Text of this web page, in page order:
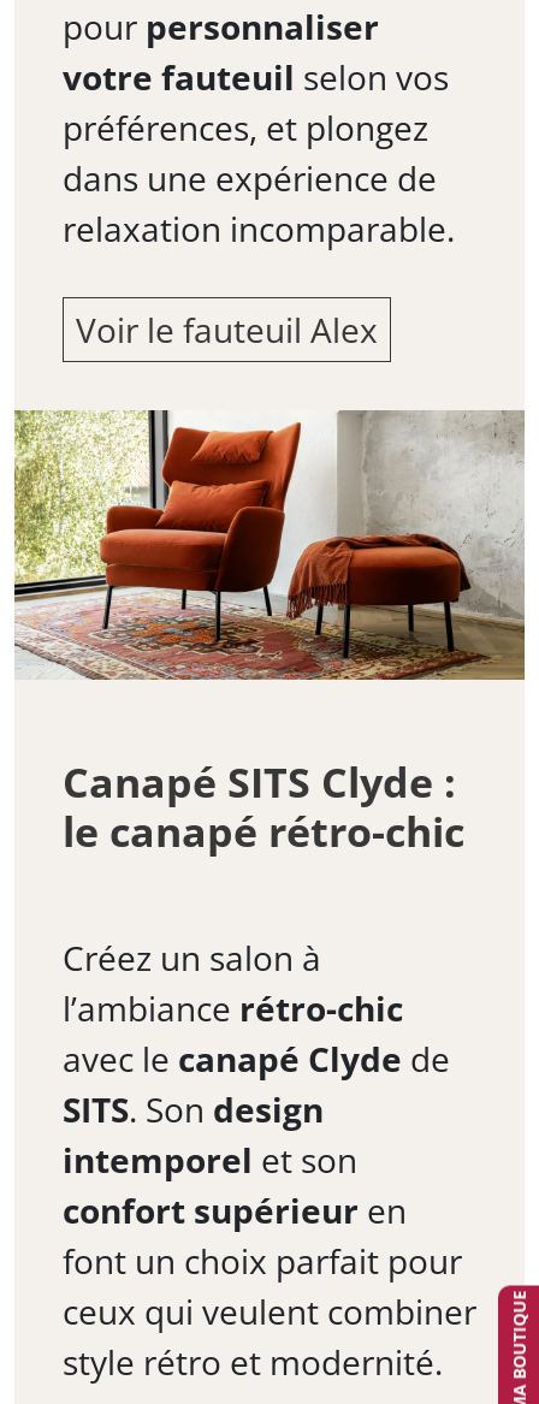
pour personnaliser
votre fauteuil selon vos
préférences, et plongez
dans une expérience de
relaxation incomparable.
Voir le fauteuil Alex
Canapé SITS Clyde :
le canapé rétro-chic
Créez un salon à
l’ambiance rétro-chic
avec le canapé Clyde de
SITS. Son design
intemporel et son
confort supérieur en
font un choix parfait pour
ceux qui veulent combiner
style rétro et modernité.